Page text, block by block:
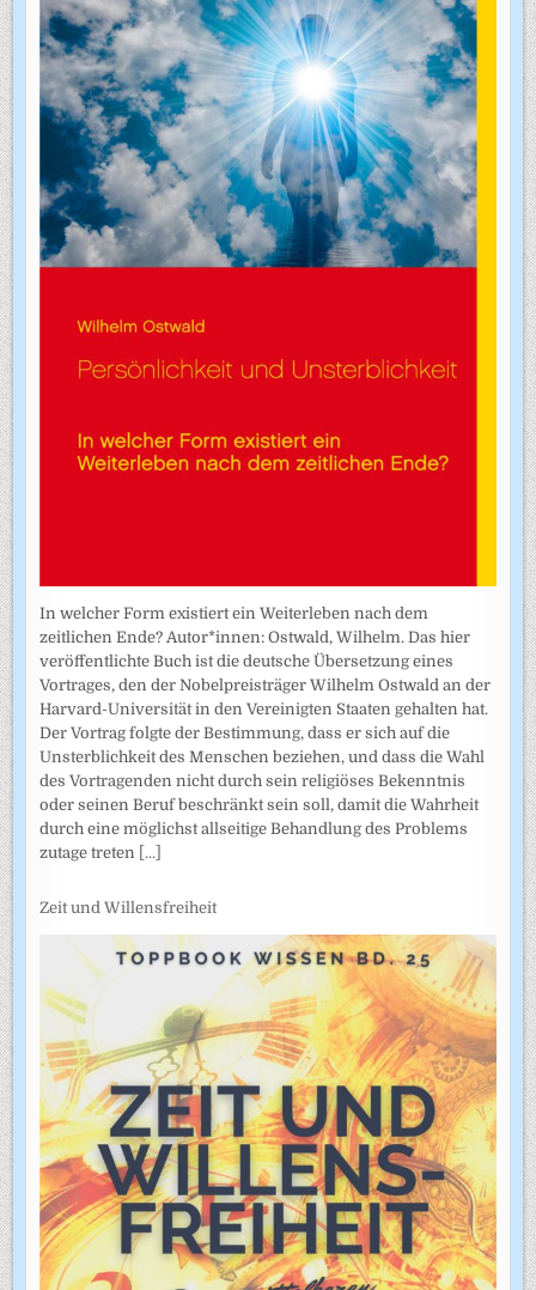
In welcher Form existiert ein Weiterleben nach dem
zeitlichen Ende? Autor*innen: Ostwald, Wilhelm. Das hier
veröffentlichte Buch ist die deutsche Übersetzung eines
Vortrages, den der Nobelpreisträger Wilhelm Ostwald an der
Harvard-Universität in den Vereinigten Staaten gehalten hat.
Der Vortrag folgte der Bestimmung, dass er sich auf die
Unsterblichkeit des Menschen beziehen, und dass die Wahl
des Vortragenden nicht durch sein religiöses Bekenntnis
oder seinen Beruf beschränkt sein soll, damit die Wahrheit
durch eine möglichst allseitige Behandlung des Problems
zutage treten [...]
Zeit und Willensfreiheit